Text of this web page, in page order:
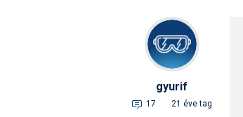
gyurif
17 21 éve tag